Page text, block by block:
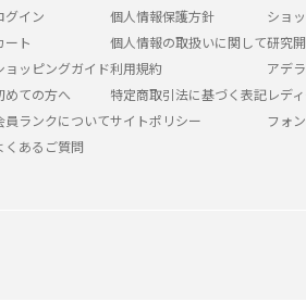
グイン
ート
ョッピングガイド
めての方へ
員ランクについて
くあるご質問
個人情報保護方針
個人情報の取扱いに関して
利用規約
特定商取引法に基づく表記
サイトポリシー
ショ
研究
アデ
レデ
フォ